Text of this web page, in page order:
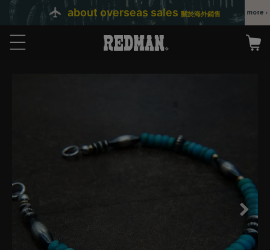
about overseas sales 關於海外銷售